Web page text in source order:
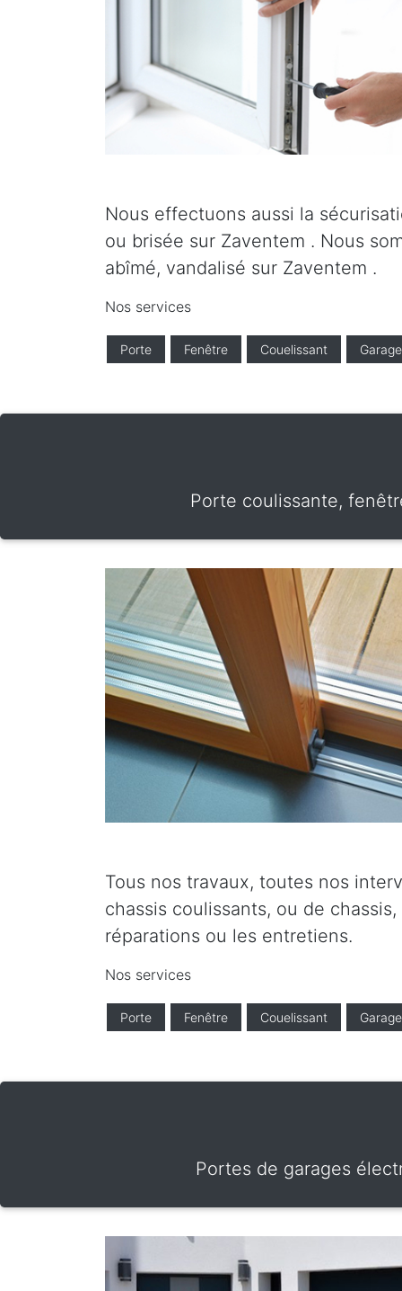
Nous effectuons aussi la
ou brisée sur Zaventem . Nous
abîmé, vandalisé sur Zaventem .
Nos services
Porte Fenêtre Couelissant Garage
Porte coulissante,
Tous nos travaux, toutes nos
chassis coulissants, ou de
réparations ou les entretiens.
Nos services
Porte Fenêtre Couelissant Garage
Portes de garages